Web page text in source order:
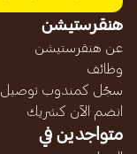
هنقرستيشن
عن هنقرستيشن
وظائف
سجّل كمندوب توصيل
انضم الآن كشريك
متواجدين في